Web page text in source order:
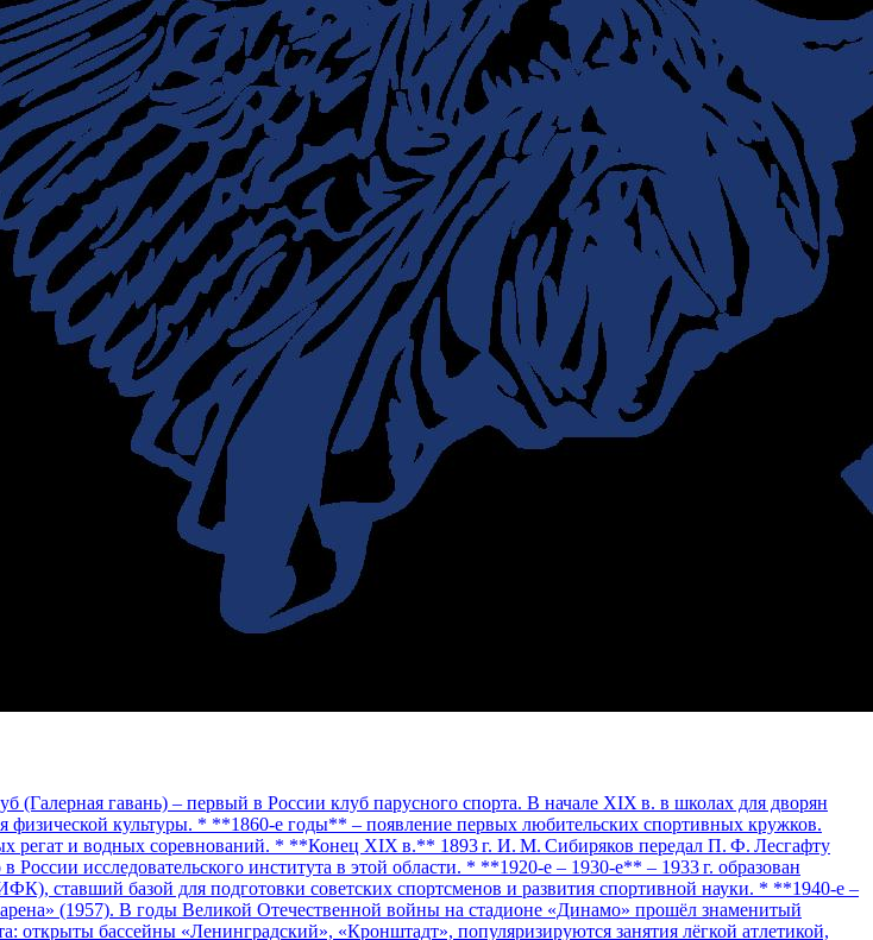
гавань) – первый в России клуб парусного спорта. В начале XIX в. в школах для дворян
физической культуры. * **1860‑е годы** – появление первых любительских спортивных кружков.
регат и водных соревнований. * **Конец XIX в.** 1893 г. И. М. Сибиряков передал П. Ф. Лесгафту
исследовательского института в этой области. * **1920‑е – 1930‑е** – 1933 г. образован
ставший базой для подготовки советских спортсменов и развития спортивной науки. * **1940‑е –
(1957). В годы Великой Отечественной войны на стадионе «Динамо» прошёл знаменитый
открыты бассейны «Ленинградский», «Кронштадт», популяризируются занятия лёгкой атлетикой,